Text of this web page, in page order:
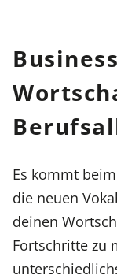
Es kommt
die neuen
deinen
Fortschritte zu